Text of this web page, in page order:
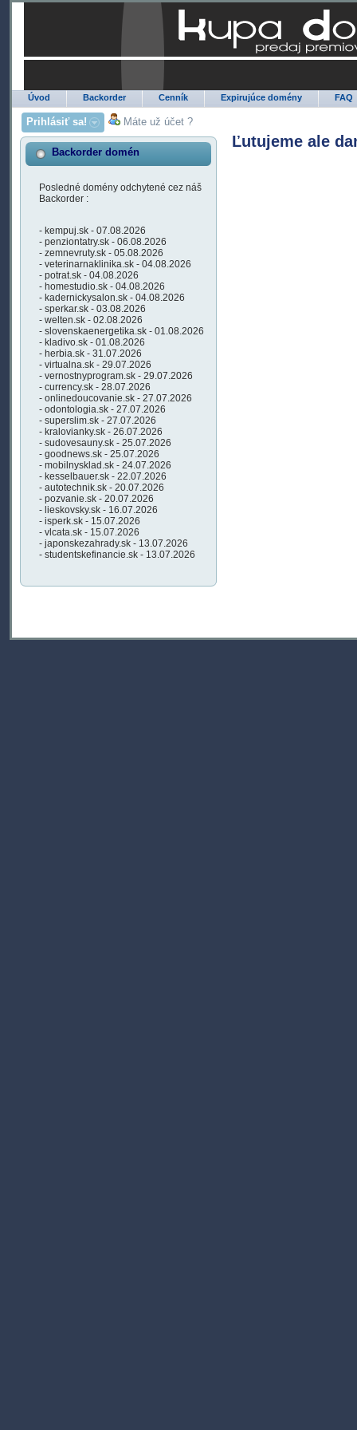
Úvod Backorder Cenník Expirujúce domény FAQ
Prihlásiť sa! Máte už účet ?
Backorder domén
Posledné domény odchytené cez náš
Backorder :
- kempuj.sk - 07.08.2026
- penziontatry.sk - 06.08.2026
- zemnevruty.sk - 05.08.2026
- veterinarnaklinika.sk - 04.08.2026
- potrat.sk - 04.08.2026
- homestudio.sk - 04.08.2026
- kadernickysalon.sk - 04.08.2026
- sperkar.sk - 03.08.2026
- welten.sk - 02.08.2026
- slovenskaenergetika.sk - 01.08.2026
- kladivo.sk - 01.08.2026
- herbia.sk - 31.07.2026
- virtualna.sk - 29.07.2026
- vernostnyprogram.sk - 29.07.2026
- currency.sk - 28.07.2026
- onlinedoucovanie.sk - 27.07.2026
- odontologia.sk - 27.07.2026
- superslim.sk - 27.07.2026
- kralovianky.sk - 26.07.2026
- sudovesauny.sk - 25.07.2026
- goodnews.sk - 25.07.2026
- mobilnysklad.sk - 24.07.2026
- kesselbauer.sk - 22.07.2026
- autotechnik.sk - 20.07.2026
- pozvanie.sk - 20.07.2026
- lieskovsky.sk - 16.07.2026
- isperk.sk - 15.07.2026
- vlcata.sk - 15.07.2026
- japonskezahrady.sk - 13.07.2026
- studentskefinancie.sk - 13.07.2026
Ľutujeme ale